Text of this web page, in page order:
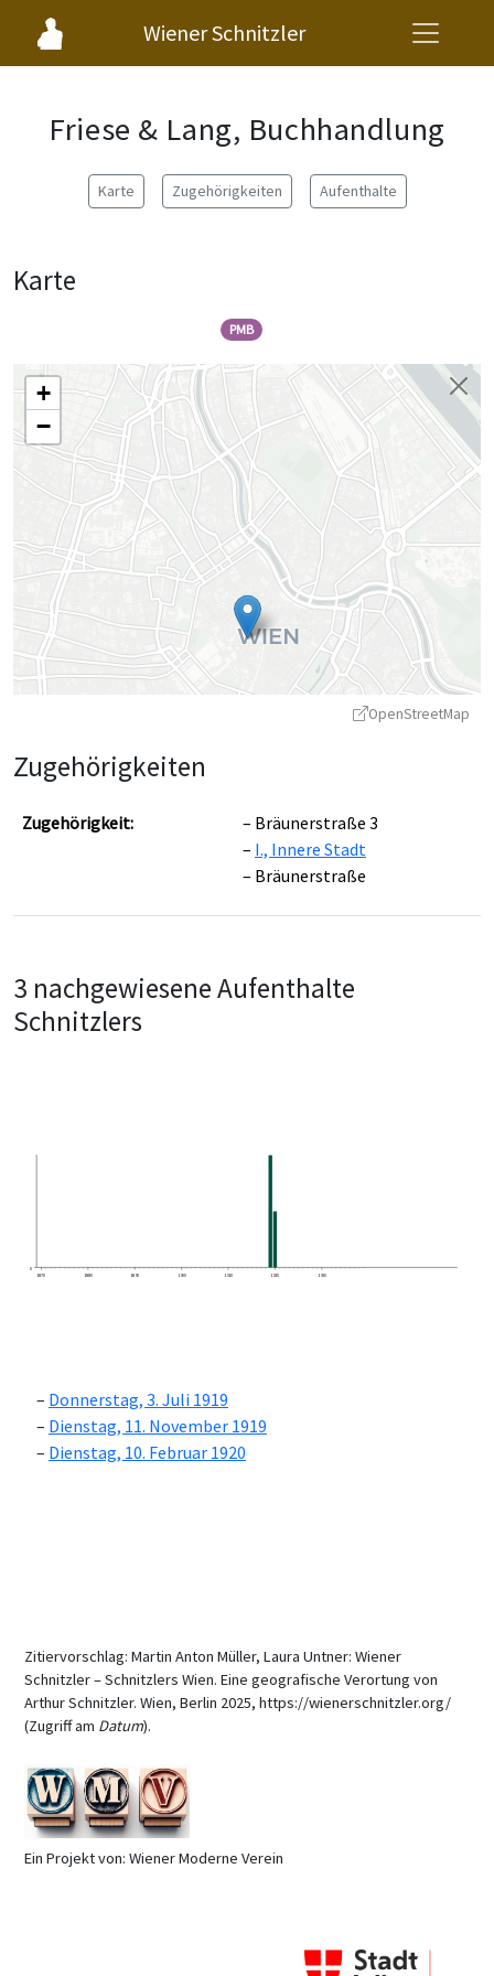
Wiener Schnitzler
Friese & Lang, Buchhandlung
Karte Zugehörigkeiten Aufenthalte
Karte
PMB
+
−
OpenStreetMap
Zugehörigkeiten
Zugehörigkeit:
Bräunerstraße 3
I., Innere Stadt
Bräunerstraße
3 nachgewiesene Aufenthalte
Schnitzlers
0
1870
1880 1890 1900 1910 1920 1930
Donnerstag, 3. Juli 1919
Dienstag, 11. November 1919
Dienstag, 10. Februar 1920
Zitiervorschlag: Martin Anton Müller, Laura Untner: Wiener
Schnitzler – Schnitzlers Wien. Eine geografische Verortung von
Arthur Schnitzler. Wien, Berlin 2025, https://wienerschnitzler.org/
(Zugriff am Datum).
Ein Projekt von: Wiener Moderne Verein